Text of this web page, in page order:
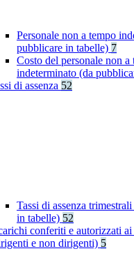
Personale non a tempo
pubblicare in tabelle) 7
Costo del personale non a
indeterminato (da
di assenza 52
Tassi di assenza
in tabelle) 52
conferiti e autorizzati ai
e non dirigenti) 5